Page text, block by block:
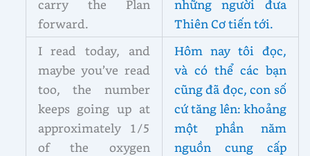
carry the Plan
forward.
những người đưa
Thiên Cơ tiến tới.
I read today, and
maybe you’ve read
too, the number
keeps going up at
approximately 1/5
of the oxygen
Hôm nay tôi đọc,
và có thể các bạn
cũng đã đọc, con số
cứ tăng lên: khoảng
một phần năm
nguồn cung cấp